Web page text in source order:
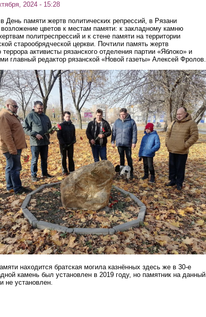
2024 - 15:28
День памяти жертв политических репрессий, в Рязани
цветов к местам памяти: к закладному камню
политреспрессий и к стене памяти на территории
старообрядческой церкви. Почтили память жертв
террора активисты рязанского отделения партии «Яблоко» и
главный редактор рязанской «Новой газеты» Алексей Фролов.
находится братская могила казнённых здесь же в 30-е
камень был установлен в 2019 году, но памятник на данный
не установлен.